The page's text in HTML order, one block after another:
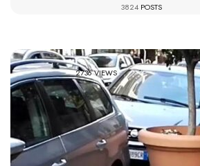
3824 POSTS
2736 VIEWS